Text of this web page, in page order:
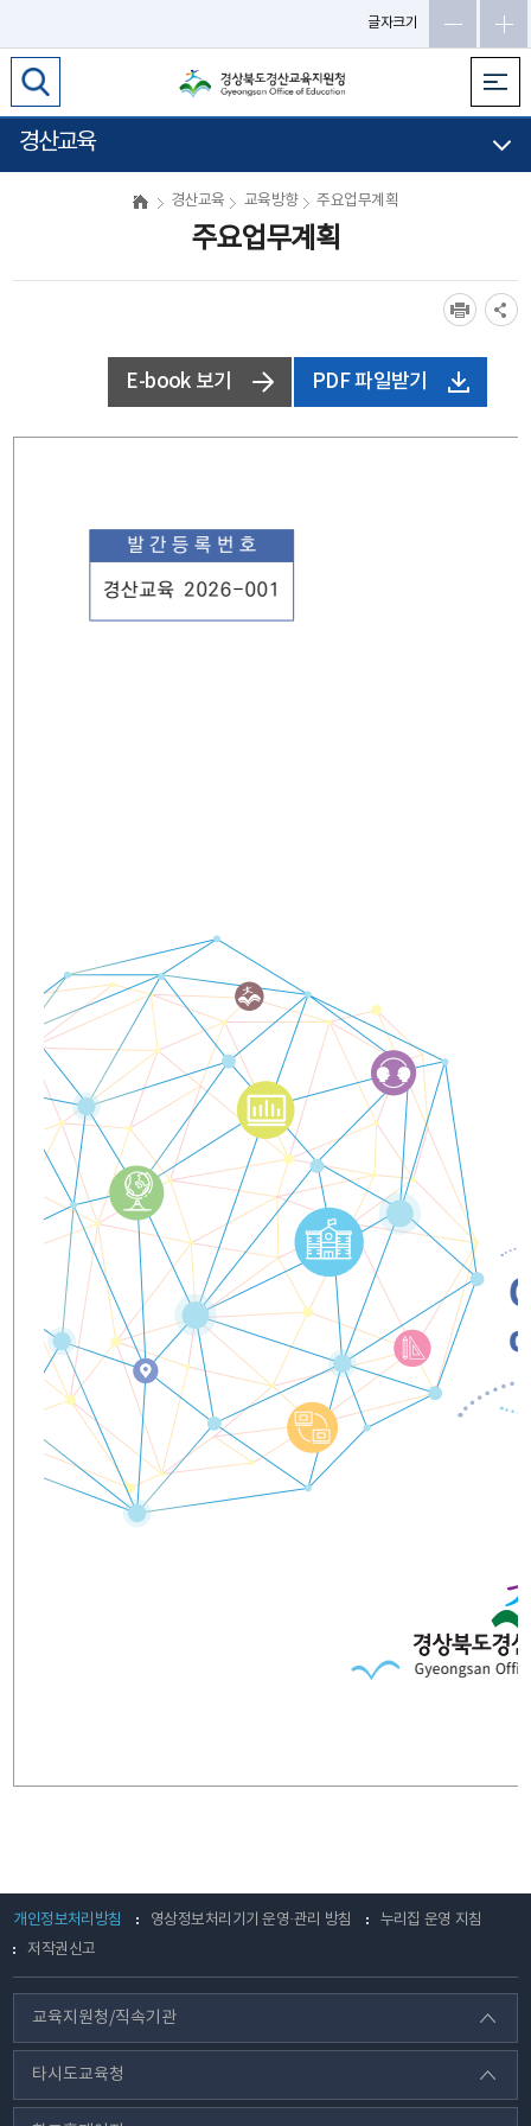
글자크기
경산교육
경산교육 교육방향 주요업무계획
주요업무계획
E-book 보기 PDF 파일받기
개인정보처리방침 영상정보처리기기 운영·관리 방침
누리집 운영 지침
저작권신고
교육지원청/직속기관
타시도교육청